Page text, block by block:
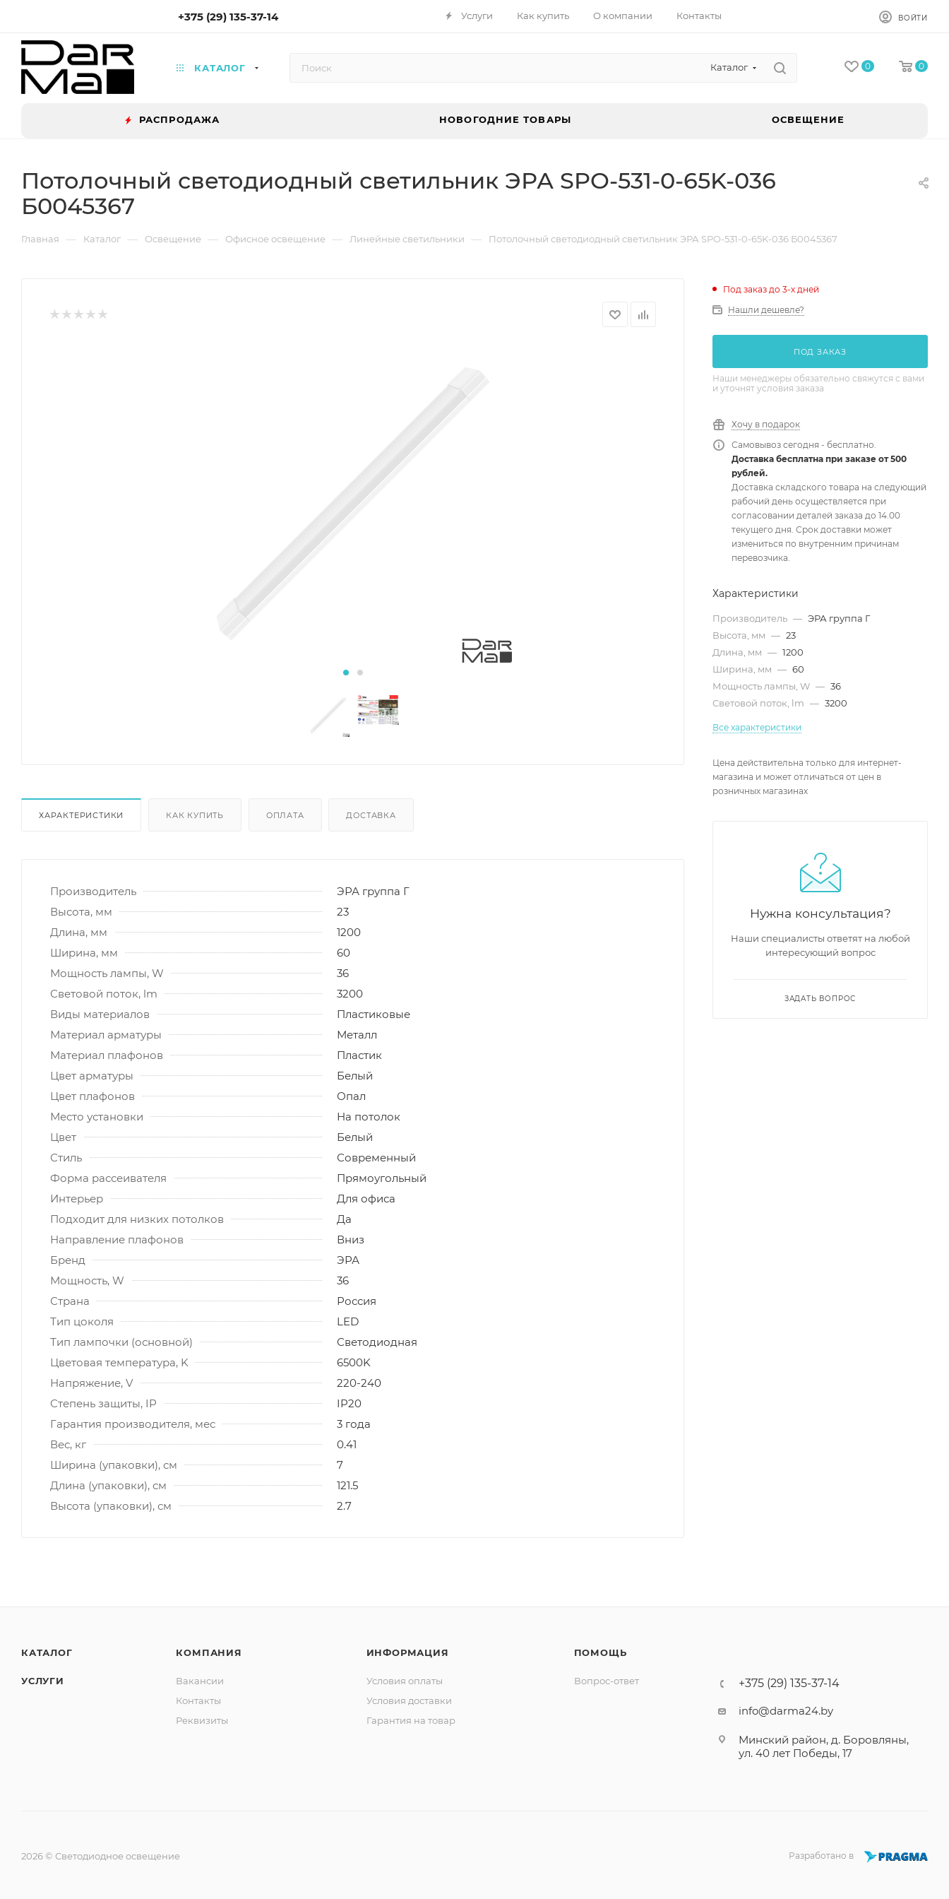
+375 (29) 135-37-14 Услуги Как купить О компании Контакты ВОЙТИ
КАТАЛОГ Каталог 0 0
РАСПРОДАЖА НОВОГОДНИЕ ТОВАРЫ ОСВЕЩЕНИЕ
Потолочный светодиодный светильник ЭРА SPO-531-0-65K-036
Б0045367
Главная — Каталог — Освещение — Офисное освещение — Линейные светильники — Потолочный светодиодный светильник ЭРА SPO-531-0-65K-036 Б0045367
ХАРАКТЕРИСТИКИ КАК КУПИТЬ ОПЛАТА ДОСТАВКА
Производитель
ЭРА группа Г
Высота, мм
23
Длина, мм
1200
Ширина, мм
60
Мощность лампы, W
36
Световой поток, lm
3200
Виды материалов
Пластиковые
Материал арматуры
Металл
Материал плафонов
Пластик
Цвет арматуры
Белый
Цвет плафонов
Опал
Место установки
На потолок
Цвет
Белый
Стиль
Современный
Форма рассеивателя
Прямоугольный
Интерьер
Для офиса
Подходит для низких потолков
Да
Направление плафонов
Вниз
Бренд
ЭРА
Мощность, W
36
Страна
Россия
Тип цоколя
LED
Тип лампочки (основной)
Светодиодная
Цветовая температура, K
6500K
Напряжение, V
220-240
Степень защиты, IP
IP20
Гарантия производителя, мес
3 года
Вес, кг
0.41
Ширина (упаковки), см
7
Длина (упаковки), см
121.5
Высота (упаковки), см
2.7
Под заказ до 3-х дней
Нашли дешевле?
ПОД ЗАКАЗ
Наши менеджеры обязательно свяжутся с вами
и уточнят условия заказа
Хочу в подарок
Самовывоз сегодня - бесплатно.
Доставка бесплатна при заказе от 500
рублей.
Доставка складского товара на следующий
рабочий день осуществляется при
согласовании деталей заказа до 14.00
текущего дня. Срок доставки может
измениться по внутренним причинам
перевозчика.
Характеристики
Производитель — ЭРА группа Г
Высота, мм — 23
Длина, мм — 1200
Ширина, мм — 60
Мощность лампы, W — 36
Световой поток, lm — 3200
Все характеристики
Цена действительна только для интернет-
магазина и может отличаться от цен в
розничных магазинах
Нужна консультация?
Наши специалисты ответят на любой
интересующий вопрос
ЗАДАТЬ ВОПРОС
КАТАЛОГ
УСЛУГИ
КОМПАНИЯ
Вакансии
Контакты
Реквизиты
ИНФОРМАЦИЯ
Условия оплаты
Условия доставки
Гарантия на товар
ПОМОЩЬ
Вопрос-ответ +375 (29) 135-37-14
info@darma24.by
Минский район, д. Боровляны,
ул. 40 лет Победы, 17
2026 © Светодиодное освещение Разработано в